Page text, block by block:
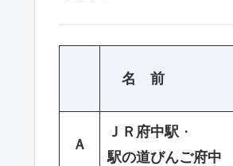
名 前
Ａ
ＪＲ府中駅 ・
駅の道びんご府中